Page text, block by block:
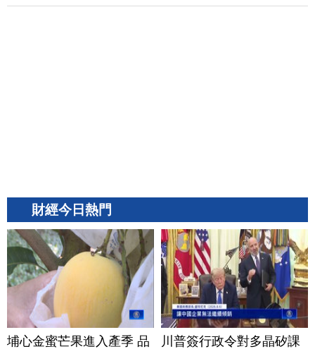
財經今日熱門
埔心金蜜芒果進入產季 品
川普簽行政令對多晶矽課